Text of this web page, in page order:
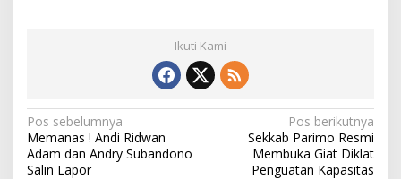
Ikuti Kami
N
a
Pos sebelumnya
Memanas ! Andi Ridwan
Adam dan Andry Subandono
Salin Lapor
Pos berikutnya
Sekkab Parimo Resmi
Membuka Giat Diklat
Penguatan Kapasitas